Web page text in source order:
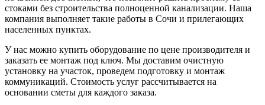
стоками без строительства полноценной канализации. Наша
компания выполняет такие работы в Сочи и прилегающих
населенных пунктах.
У нас можно купить оборудование по цене производителя и
заказать ее монтаж под ключ. Мы доставим очистную
установку на участок, проведем подготовку и монтаж
коммуникаций. Стоимость услуг рассчитывается на
основании сметы для каждого заказа.